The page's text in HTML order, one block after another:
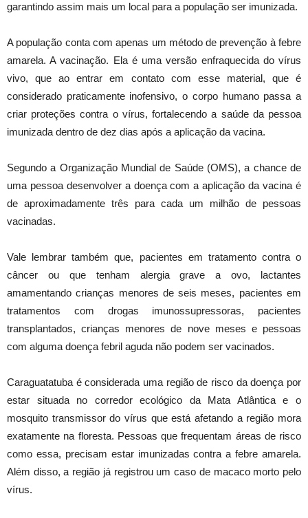
garantindo assim mais um local para a população ser imunizada.
A população conta com apenas um método de prevenção à febre
amarela. A vacinação. Ela é uma versão enfraquecida do vírus
vivo, que ao entrar em contato com esse material, que é
considerado praticamente inofensivo, o corpo humano passa a
criar proteções contra o vírus, fortalecendo a saúde da pessoa
imunizada dentro de dez dias após a aplicação da vacina.
Segundo a Organização Mundial de Saúde (OMS), a chance de
uma pessoa desenvolver a doença com a aplicação da vacina é
de aproximadamente três para cada um milhão de pessoas
vacinadas.
Vale lembrar também que, pacientes em tratamento contra o
câncer ou que tenham alergia grave a ovo, lactantes
amamentando crianças menores de seis meses, pacientes em
tratamentos com drogas imunossupressoras, pacientes
transplantados, crianças menores de nove meses e pessoas
com alguma doença febril aguda não podem ser vacinados.
Caraguatatuba é considerada uma região de risco da doença por
estar situada no corredor ecológico da Mata Atlântica e o
mosquito transmissor do vírus que está afetando a região mora
exatamente na floresta. Pessoas que frequentam áreas de risco
como essa, precisam estar imunizadas contra a febre amarela.
Além disso, a região já registrou um caso de macaco morto pelo
vírus.